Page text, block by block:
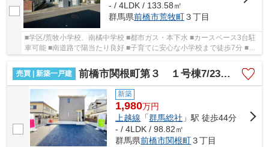
- / 4LDK / 133.58㎡
群馬県前橋市荒牧町３丁目
■学区/荒牧小学校、南橘中学校 ■都市ガス・本下水 ■カースペース3台駐
車可能 ■南道路で陽当たり良好 ■子育てに安心な小学校まで徒歩7分 ■コ
売買 | 新築一戸建
前橋市関根町第３ １号棟7/23値下げ！
新築
1,980万円
上越線 「群馬総社 」駅 徒歩44分
- / 4LDK / 98.82㎡
群馬県前橋市関根町３丁目